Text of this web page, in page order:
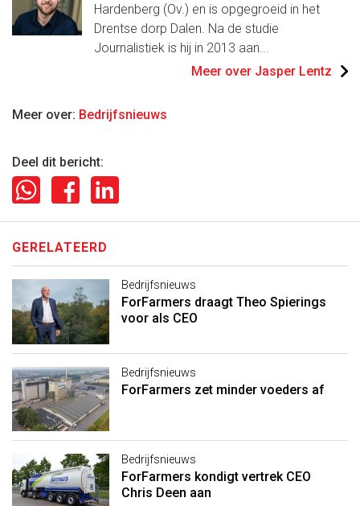
Hardenberg (Ov.) en is opgegroeid in het
Drentse dorp Dalen. Na de studie
Journalistiek is hij in 2013 aan...
Meer over Jasper Lentz
Meer over: Bedrijfsnieuws
Deel dit bericht:
GERELATEERD
Bedrijfsnieuws
ForFarmers draagt Theo Spierings
voor als CEO
Bedrijfsnieuws
ForFarmers zet minder voeders af
Bedrijfsnieuws
ForFarmers kondigt vertrek CEO
Chris Deen aan